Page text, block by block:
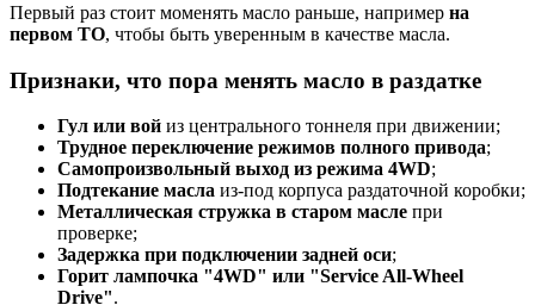
Первый раз стоит моменять масло раньше, например на
первом ТО, чтобы быть уверенным в качестве масла.
Признаки, что пора менять масло в раздатке
Гул или вой из центрального тоннеля при движении;
Трудное переключение режимов полного привода;
Самопроизвольный выход из режима 4WD;
Подтекание масла из-под корпуса раздаточной коробки;
Металлическая стружка в старом масле при
проверке;
Задержка при подключении задней оси;
Горит лампочка "4WD" или "Service All-Wheel
Drive".